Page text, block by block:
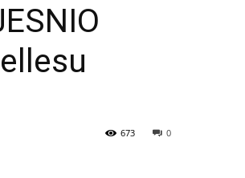
0
673